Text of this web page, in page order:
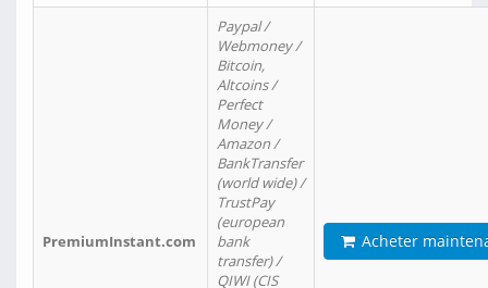
PremiumInstant.com
Paypal /
Webmoney /
Bitcoin,
Altcoins /
Perfect
Money /
Amazon /
BankTransfer
(world wide) /
TrustPay
(european
bank
transfer) /
QIWI (CIS
Acheter